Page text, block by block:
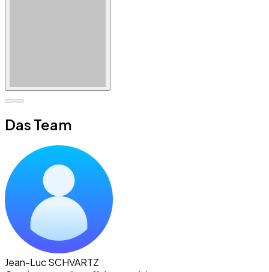
Das Team
Jean-Luc SCHVARTZ